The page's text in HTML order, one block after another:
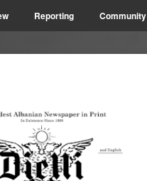
Reporting Community